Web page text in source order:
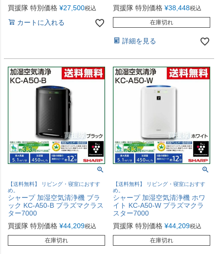
買援隊 特別価格 ¥27,500税込
カートに入れる
買援隊 特別価格 ¥38,448税込
在庫切れ
詳細を見る
【送料無料】 リビング・寝室におすす
め。
シャープ 加湿空気清浄機 ブラ
ック KC-A50-B プラズマクラス
ター7000
買援隊 特別価格 ¥44,209税込
在庫切れ
【送料無料】 リビング・寝室におすす
め。
シャープ 加湿空気清浄機 ホワ
イト KC-A50-W プラズマクラ
スター7000
買援隊 特別価格 ¥44,209税込
在庫切れ